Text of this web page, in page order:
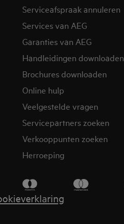
Serviceafspraak annuleren
Services van AEG
Garanties van AEG
Handleidingen downloaden
Brochures downloaden
Online hulp
Veelgestelde vragen
Servicepartners zoeken
Verkooppunten zoeken
Herroeping